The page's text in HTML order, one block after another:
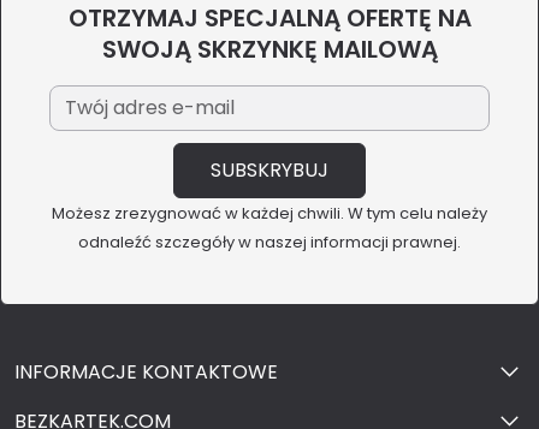
OTRZYMAJ SPECJALNĄ OFERTĘ NA
SWOJĄ SKRZYNKĘ MAILOWĄ
Możesz zrezygnować w każdej chwili. W tym celu należy
odnaleźć szczegóły w naszej informacji prawnej.
INFORMACJE KONTAKTOWE
BEZKARTEK.COM